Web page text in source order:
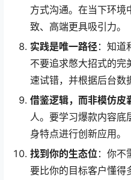
方式沟通。在当下环境
致、高端更具吸引力。
实践是唯一路径：知道
不要追求憋大招式的完
速试错，并根据后台数
借鉴逻辑，而非模仿皮
人。要学习爆款内容底
身特点进行创新应用。
找到你的生态位：你不
要比你的目标客户懂得